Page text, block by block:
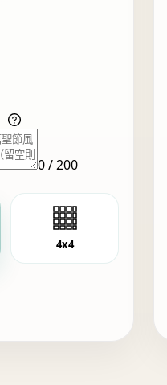
0 / 200
4x4